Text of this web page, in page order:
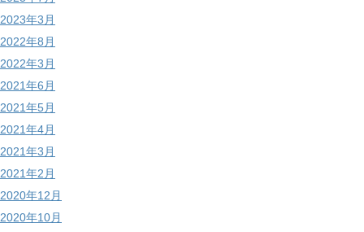
2023年3月
2022年8月
2022年3月
2021年6月
2021年5月
2021年4月
2021年3月
2021年2月
2020年12月
2020年10月